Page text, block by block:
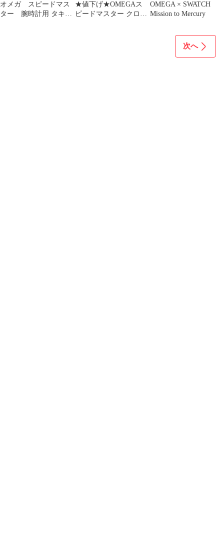
オメガ スピードマス
ター 腕時計用 タキメ
★値下げ★OMEGAス
ピードマスター クロノ
OMEGA × SWATCH
Mission to Mercury
次へ